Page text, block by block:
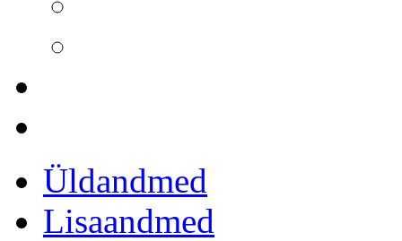
Üldandmed
Lisaandmed